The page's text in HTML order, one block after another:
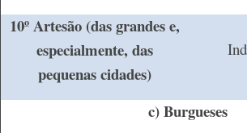
10º Artesão (das grandes e,
especialmente, das
pequenas cidades)
c) Burgueses